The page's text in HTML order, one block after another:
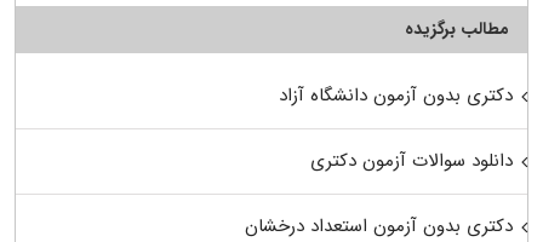
مطالب برگزیده
دکتری بدون آزمون دانشگاه آزاد
دانلود سوالات آزمون دکتری
دکتری بدون آزمون استعداد درخشان